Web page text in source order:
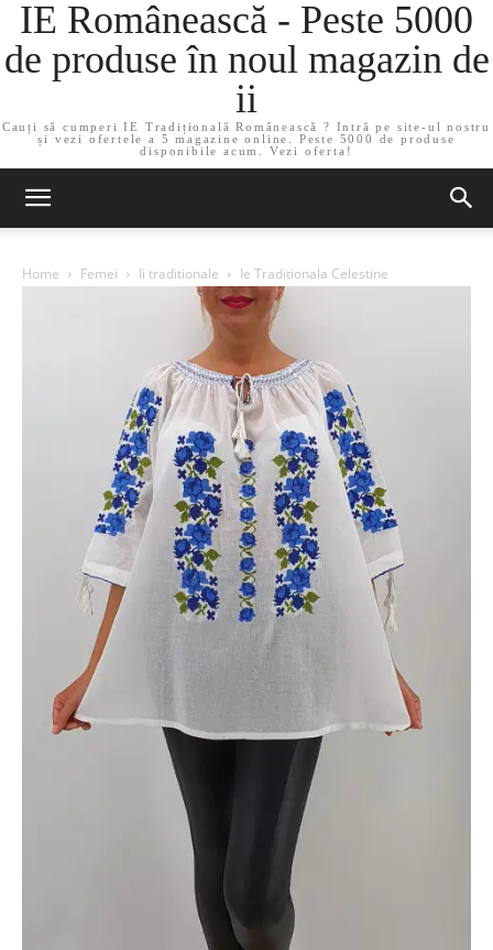
IE Românească - Peste 5000
de produse în noul magazin de
ii
Cauți să cumperi IE Tradițională Românească ? Intră pe site-ul nostru
și vezi ofertele a 5 magazine online. Peste 5000 de produse
disponibile acum. Vezi oferta!
Home Femei Ii traditionale Ie Traditionala Celestine